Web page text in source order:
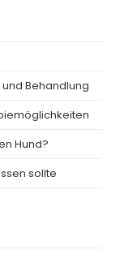
Behandlung
Hund?
sollte